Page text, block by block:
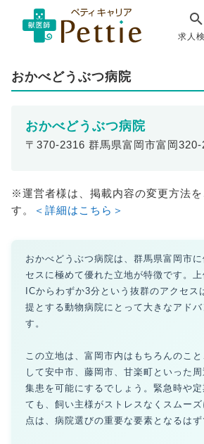
求人
おかべどうぶつ病院
おかべどうぶつ病院
〒370-2316 群馬県富岡市富岡320-
※運営者様は、掲載内容の変更方法を
す。
＜詳細はこちら＞
おかべどうぶつ病院は、群馬県富岡市
セスに極めて優れた立地が特徴です。
ICからわずか3分という抜群のアクセス
提とする動物病院にとって大きなアドバ
す。
この立地は、富岡市内はもちろんのこ
して安中市、藤岡市、甘楽町といった
集患を可能にするでしょう。緊急時や
ても、飼い主様がストレスなくスムー
点は、病院選びの重要な要素となるはず